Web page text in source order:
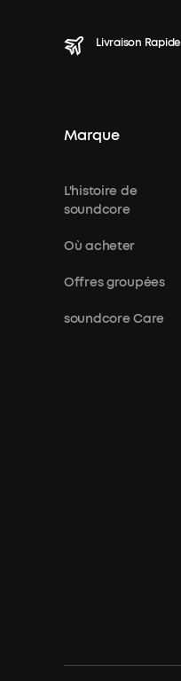
Livraison Rapide
Marque
L'histoire de
soundcore
Où acheter
Offres groupées
soundcore Care